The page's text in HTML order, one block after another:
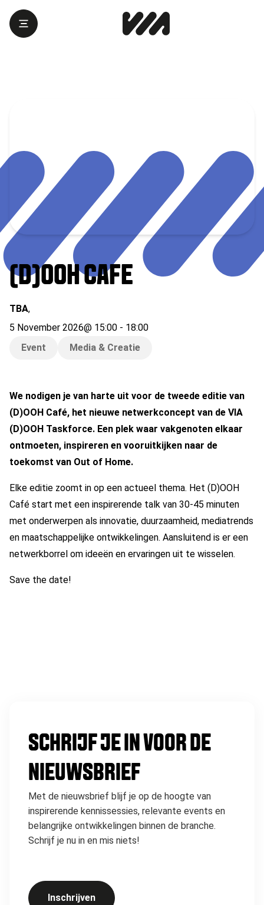
(D)OOH CAFE
TBA,
5 November 2026@ 15:00 - 18:00
Event
Media & Creatie
We nodigen je van harte uit voor de tweede editie van
(D)OOH Café, het nieuwe netwerkconcept van de VIA
(D)OOH Taskforce. Een plek waar vakgenoten elkaar
ontmoeten, inspireren en vooruitkijken naar de
toekomst van Out of Home.
Elke editie zoomt in op een actueel thema. Het (D)OOH
Café start met een inspirerende talk van 30-45 minuten
met onderwerpen als innovatie, duurzaamheid, mediatrends
en maatschappelijke ontwikkelingen. Aansluitend is er een
netwerkborrel om ideeën en ervaringen uit te wisselen.
Save the date!
SCHRIJF JE IN VOOR DE
NIEUWSBRIEF
Met de nieuwsbrief blijf je op de hoogte van
inspirerende kennissessies, relevante events en
belangrijke ontwikkelingen binnen de branche.
Schrijf je nu in en mis niets!
Inschrijven